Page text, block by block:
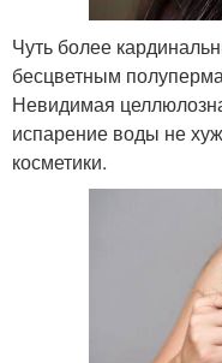
Чуть более
бесцветным
Невидимая
испарение воды не
косметики.